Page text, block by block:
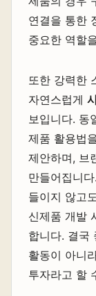
연결을 통한
중요한 역할
또한 강력한
자연스럽게
보입니다. 동
제품 활용법
제안하며, 브
만들어집니
들이지 않고
신제품 개발
합니다. 결국
활동이 아니
투자라고 할